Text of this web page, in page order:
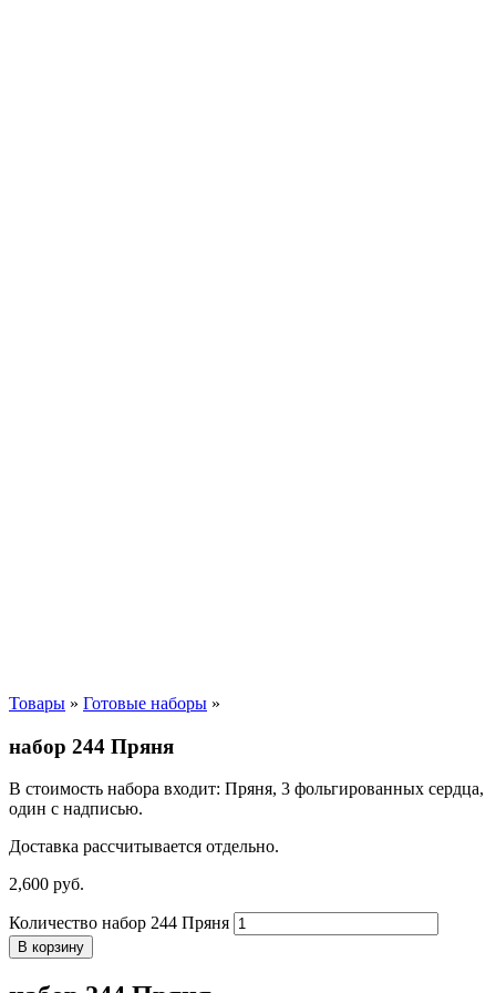
Товары » Готовые наборы »
набор 244 Пряня
В стоимость набора входит: Пряня, 3 фольгированных сердца,
один с надписью.
Доставка рассчитывается отдельно.
2,600 руб.
Количество набор 244 Пряня
В корзину